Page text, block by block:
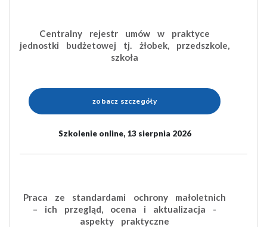
Centralny rejestr umów w praktyce
jednostki budżetowej tj. żłobek, przedszkole,
szkoła
zobacz szczegóły
Szkolenie online, 13 sierpnia 2026
Praca ze standardami ochrony małoletnich
– ich przegląd, ocena i aktualizacja -
aspekty praktyczne